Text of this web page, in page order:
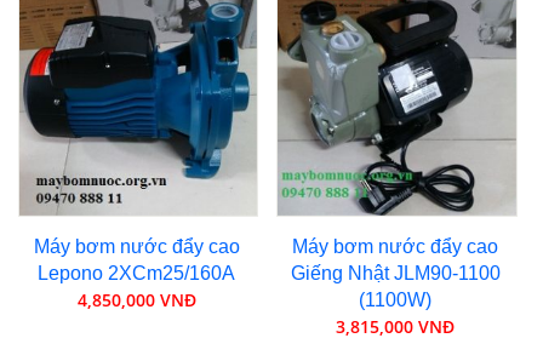
Máy bơm nước đẩy cao
Lepono 2XCm25/160A
4,850,000 VNĐ
Máy bơm nước đẩy cao
Giếng Nhật JLM90-1100
(1100W)
3,815,000 VNĐ